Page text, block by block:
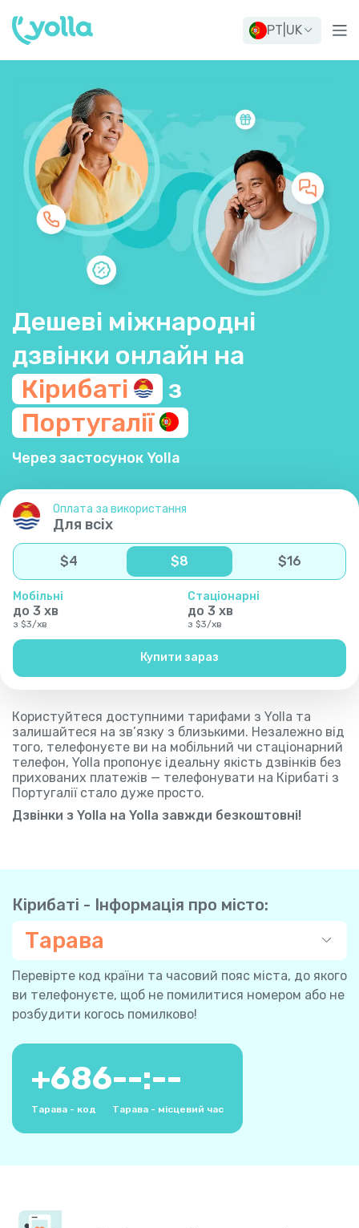
PT UK
Дешеві міжнародні
дзвінки онлайн на
Кірибаті
з
Португалії
Через застосунок Yolla
Оплата за використання
Для всіх
$4 $8 $16
Мобільні
до 3 хв
з $3/хв
Стаціонарні
до 3 хв
з $3/хв
Купити зараз
Користуйтеся доступними тарифами з Yolla та
залишайтеся на зв’язку з близькими. Незалежно від
того, телефонуєте ви на мобільний чи стаціонарний
телефон, Yolla пропонує ідеальну якість дзвінків без
прихованих платежів — телефонувати на Кірибаті з
Португалії стало дуже просто.
Дзвінки з Yolla на Yolla завжди безкоштовні!
Кірибаті - Інформація про місто:
Тарава
Перевірте код країни та часовий пояс міста, до якого
ви телефонуєте, щоб не помилитися номером або не
розбудити когось помилково!
+686
Тарава - код
--:--
Тарава - місцевий час